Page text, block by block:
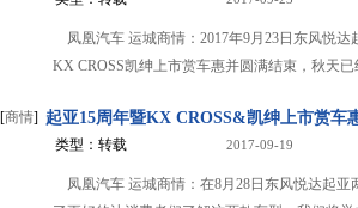
凤凰汽车 运城商情：2017年9月23日东风悦
KX CROSS凯绅上市赏车惠并圆满结束，秋天已
[商情] 起亚15周年暨KX CROSS&凯绅上市赏车
类型：转载 2017-09-19
凤凰汽车 运城商情：在8月28日东风悦达起